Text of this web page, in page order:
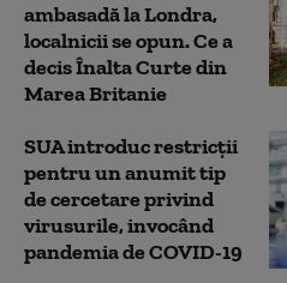
ambasadă la Londra,
localnicii se opun. Ce a
decis Înalta Curte din
Marea Britanie
SUA introduc restricții
pentru un anumit tip
de cercetare privind
virusurile, invocând
pandemia de COVID-19